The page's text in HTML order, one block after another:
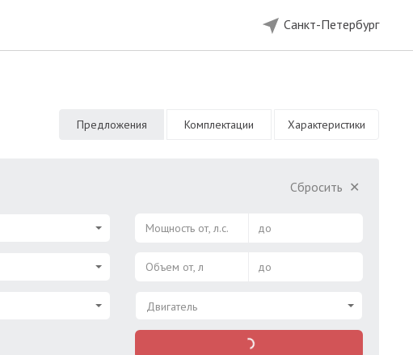
Санкт-Петербург
Предложения Комплектации Характеристики
Сбросить ✕
Мощность от, л.с. до
Объем от, л до
Двигатель